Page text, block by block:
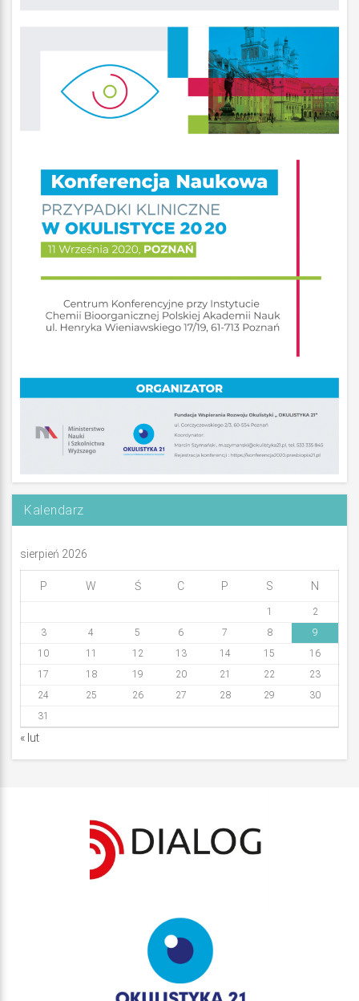
Kalendarz
sierpień 2026
P W Ś C P S N
1
2
3
4 5 6 7 8
9
10
11 12 13 14 15
16
17
18 19 20 21 22
23
24
25 26 27 28 29
30
31
« lut